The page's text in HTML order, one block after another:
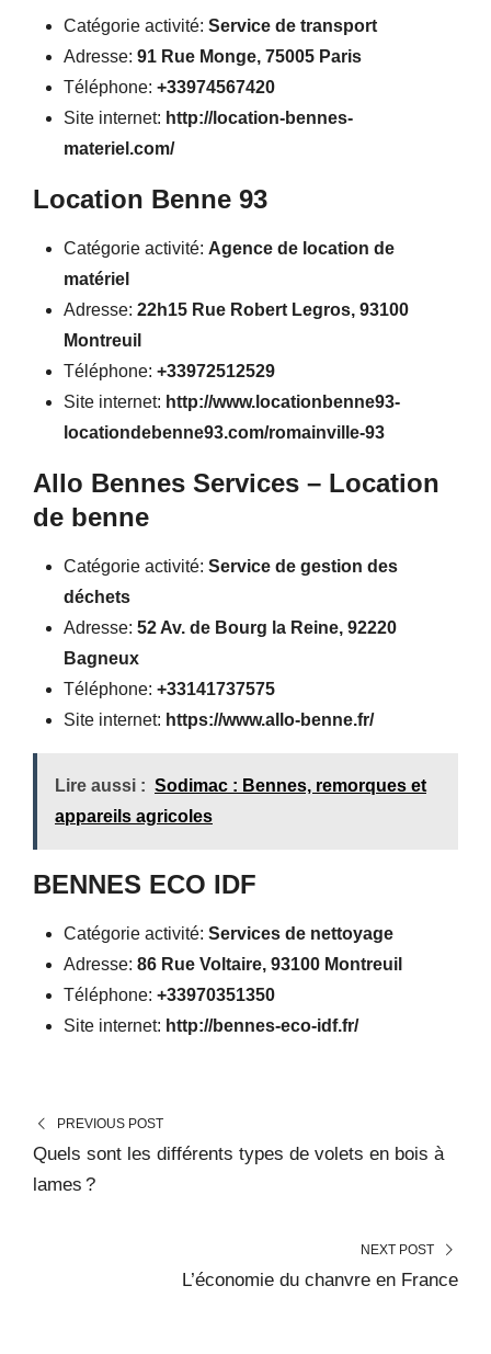
Catégorie activité: Service de transport
Adresse: 91 Rue Monge, 75005 Paris
Téléphone: +33974567420
Site internet: http://location-bennes-
materiel.com/
Location Benne 93
Catégorie activité: Agence de location de
matériel
Adresse: 22h15 Rue Robert Legros, 93100
Montreuil
Téléphone: +33972512529
Site internet: http://www.locationbenne93-
locationdebenne93.com/romainville-93
Allo Bennes Services – Location
de benne
Catégorie activité: Service de gestion des
déchets
Adresse: 52 Av. de Bourg la Reine, 92220
Bagneux
Téléphone: +33141737575
Site internet: https://www.allo-benne.fr/
Lire aussi : Sodimac : Bennes, remorques et
appareils agricoles
BENNES ECO IDF
Catégorie activité: Services de nettoyage
Adresse: 86 Rue Voltaire, 93100 Montreuil
Téléphone: +33970351350
Site internet: http://bennes-eco-idf.fr/
PREVIOUS POST
Quels sont les différents types de volets en bois à
lames ?
NEXT POST
L’économie du chanvre en France